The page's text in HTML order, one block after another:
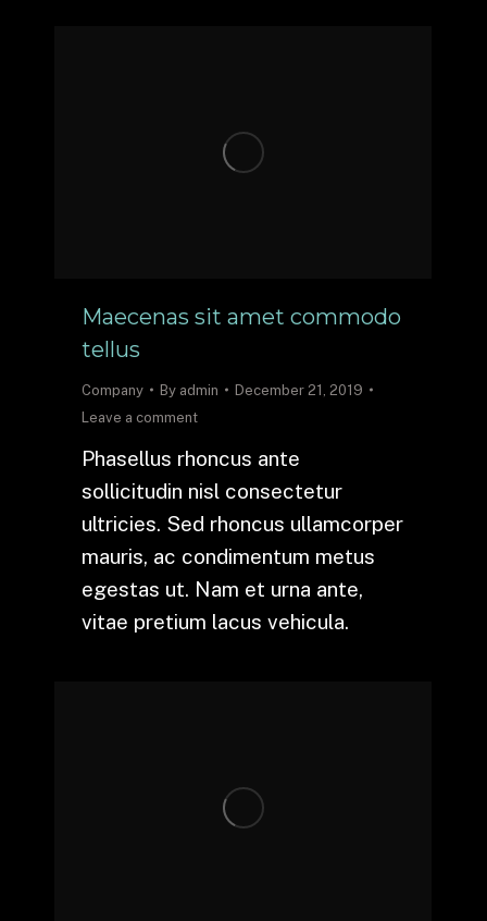
Maecenas sit amet commodo
tellus
Company By admin
December 21, 2019
Leave a comment
Phasellus rhoncus ante
sollicitudin nisl consectetur
ultricies. Sed rhoncus ullamcorper
mauris, ac condimentum metus
egestas ut. Nam et urna ante,
vitae pretium lacus vehicula.